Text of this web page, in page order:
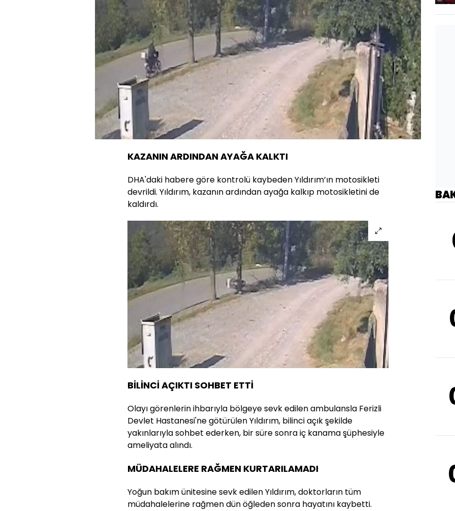
Sesi
Aç
67.20%
Oynatma
Hızı
KAZANIN ARDINDAN AYAĞA KALKTI
DHA'daki habere göre kontrolü kaybeden Yıldırım’ın motosikleti
devrildi. Yıldırım, kazanın ardından ayağa kalkıp motosikletini de
kaldırdı.
BİLİNCİ AÇIKTI SOHBET ETTİ
Olayı görenlerin ihbarıyla bölgeye sevk edilen ambulansla Ferizli
Devlet Hastanesi'ne götürülen Yıldırım, bilinci açık şekilde
yakınlarıyla sohbet ederken, bir süre sonra iç kanama şüphesiyle
ameliyata alındı.
MÜDAHALELERE RAĞMEN KURTARILAMADI
Yoğun bakım ünitesine sevk edilen Yıldırım, doktorların tüm
müdahalelerine rağmen dün öğleden sonra hayatını kaybetti.